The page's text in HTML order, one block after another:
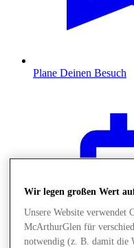
Plane Deinen Besuch
Wir legen großen Wert
Unsere Website verwendet
McArthurGlen für
notwendig (z. B. damit die